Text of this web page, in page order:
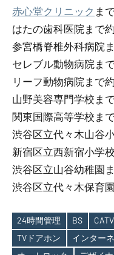
赤心堂クリニック ま
はたの歯科医院まで
参宮橋脊椎外科病院
セレブル動物病院ま
リーフ動物病院まで
山野美容専門学校ま
関東国際高等学校ま
渋谷区立代々木山谷
新宿区立西新宿小学
渋谷区立山谷幼稚園
渋谷区立代々木保育
24時間管理 BS CATV
TVドアホン
インター